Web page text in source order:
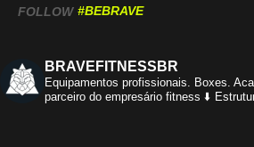
FOLLOW #BEBRAVE
BRAVEFITNESSBR
Equipamentos profissionais. Boxes.
parceiro do empresário fitness ⬇️